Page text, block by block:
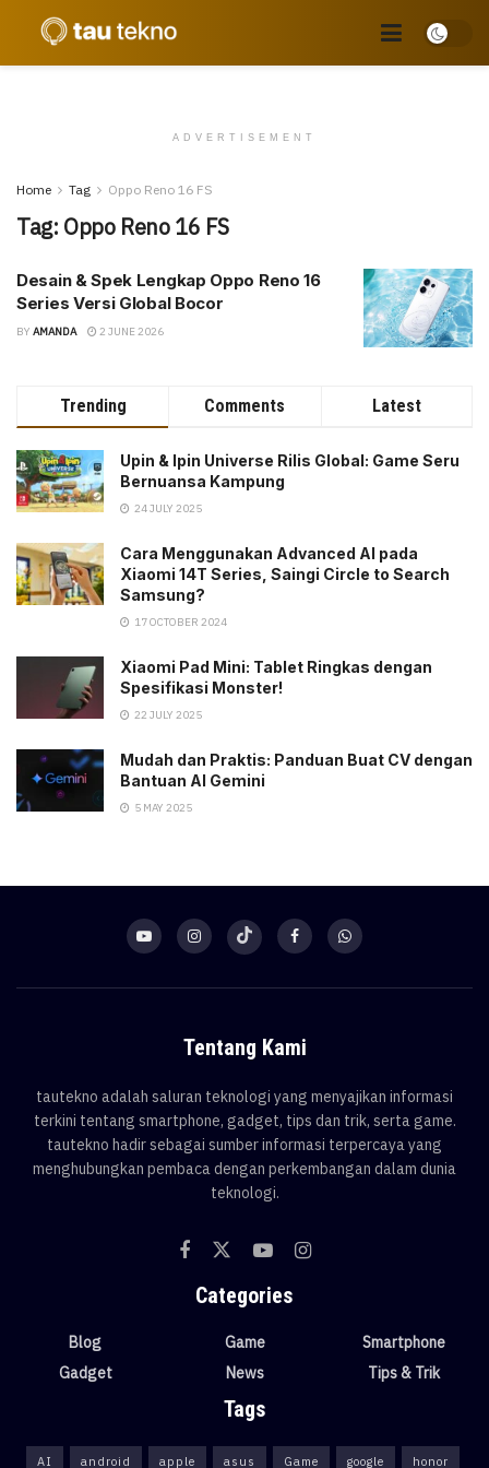
ADVERTISEMENT
Home Tag Oppo Reno 16 FS
Tag: Oppo Reno 16 FS
Desain & Spek Lengkap Oppo Reno 16
Series Versi Global Bocor
BY AMANDA 2 JUNE 2026
Trending Comments Latest
Upin & Ipin Universe Rilis Global: Game Seru
Bernuansa Kampung
24 JULY 2025
Cara Menggunakan Advanced AI pada
Xiaomi 14T Series, Saingi Circle to Search
Samsung?
17 OCTOBER 2024
Xiaomi Pad Mini: Tablet Ringkas dengan
Spesifikasi Monster!
22 JULY 2025
Mudah dan Praktis: Panduan Buat CV dengan
Bantuan AI Gemini
5 MAY 2025
Tentang Kami
tautekno adalah saluran teknologi yang menyajikan informasi
terkini tentang smartphone, gadget, tips dan trik, serta game.
tautekno hadir sebagai sumber informasi terpercaya yang
menghubungkan pembaca dengan perkembangan dalam dunia
teknologi.
Categories
Blog
Gadget
Game
News
Smartphone
Tips & Trik
Tags
AI android apple asus Game google honor